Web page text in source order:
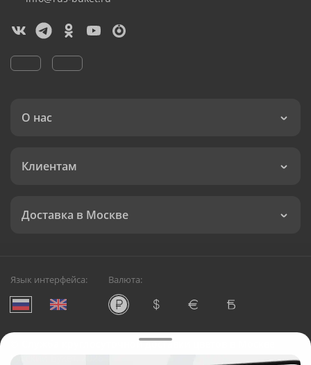
О нас
Клиентам
Доставка в Москве
Язык интерфейса: Валюта:
Служба круглосуточной доставки цветов в Москве
Русский Букет, 2026